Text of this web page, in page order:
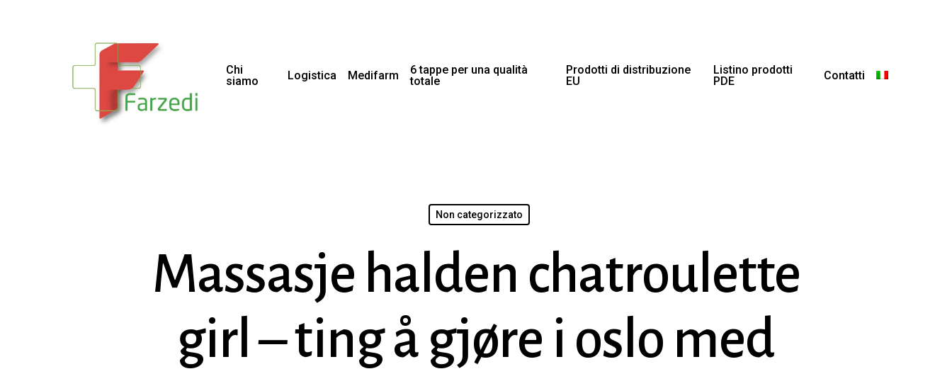
Chi
siamo
Logistica Medifarm
6 tappe per una qualità
totale
Prodotti di distribuzione
EU
Listino prodotti
PDE
Contatti
Non categorizzato
Massasje halden chatroulette
girl – ting å gjøre i oslo med